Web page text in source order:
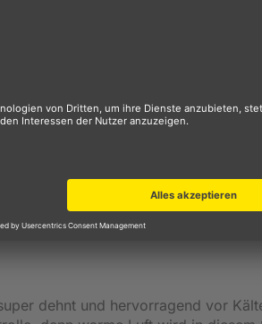
kann man bei Bedarf immer
Temperaturen können diese
den Körper nicht
und in die Rückentaschen
und transportiert gleichzeitig die
kann die Haut trotzdem
ist vor allem in der
unbeschwerter bewegen. Ein
einen festen Halt.
dehnt und hervorragend vor